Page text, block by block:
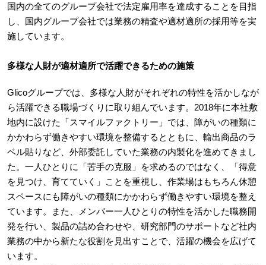
国内の全てのグループ会社で法定雇用率を達成することを目指
し、国内グループ会社では業務の精査や適材適所の採用等を実
施しています。
多様な人財が適材適所で活躍できるための施策
Glicoグループでは、多様な人財がそれぞれの特性を活かしなが
ら活躍できる職場づくりに取り組んでいます。2018年に本社敷
地内に設けた「スマイルファクトリー」では、障がいの種類に
かかわらず働きやすい環境を整備するとともに、輸出商品のラ
ベル貼りなど、外部委託していた業務の内製化を進めてきまし
た。一人ひとりに「苦手の克服」を求めるのではなく、「得意
を見つけ、育てていく」ことを重視し、作業場はもちろん休憩
スペースにも障がいの種類にかかわらず働きやすい環境を整え
ています。また、メンバー一人ひとりの特性を活かした職務開
発を行い、製品の詰め合わせや、研究部門のサポートなど社内
業務の中から新たな役割を見出すことで、活躍の機会を広げて
います。